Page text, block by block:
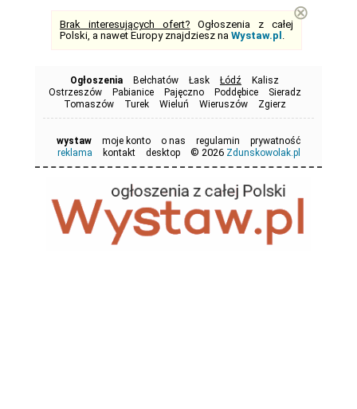
Brak interesujących ofert? Ogłoszenia z całej
Polski, a nawet Europy znajdziesz na Wystaw.pl .
⊗
Ogłoszenia Bełchatów Łask Łódź
Kalisz
Ostrzeszów
Pabianice Pajęczno Poddębice
Sieradz
Tomaszów
Turek Wieluń Wieruszów Zgierz
wystaw moje konto o nas regulamin
prywatność
reklama
kontakt desktop © 2026 Zdunskowolak.pl